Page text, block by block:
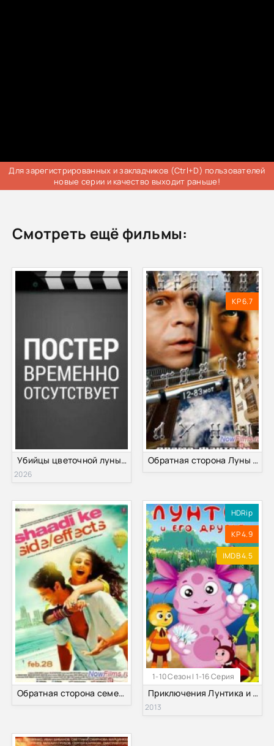
Для зарегистрированных и закладчиков (Ctrl+D) пользователей
новые серии и качество выходит раньше!
Смотреть ещё фильмы:
Убийцы цветочной луны 2 (2026)
2026
KP 6.7
Обратная сторона Луны (2015)
Обратная сторона семейной жизни (2014)
1-10 Сезон | 1-16 Серия
HDRip
KP 4.9
IMDB 4.5
Приключения Лунтика и его друзей (1-10 Сезон)
2013